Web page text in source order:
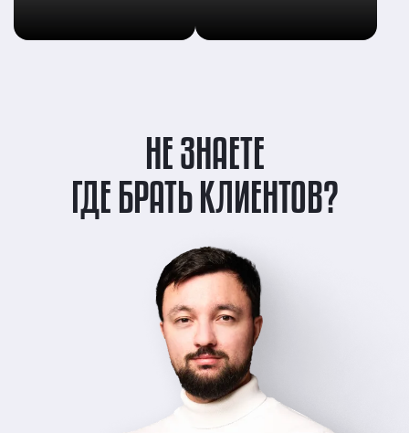
ГДЕ БРАТЬ КЛИЕНТОВ?
НЕ ЗНАЕТЕ